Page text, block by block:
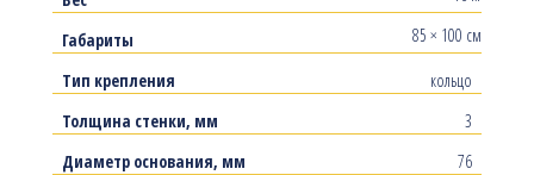
Габариты
85 × 100 см
Тип крепления
кольцо
Толщина стенки, мм
3
Диаметр основания, мм
76